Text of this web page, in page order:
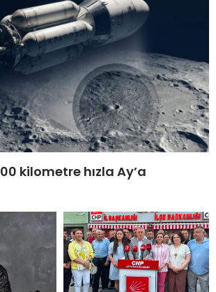
kilometre hızla Ay’a